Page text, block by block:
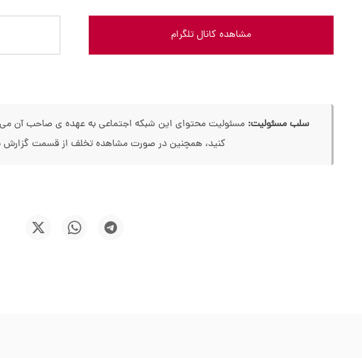
مشاهده کانال تلگرام
سلب مسئولیت: مسئولیت محتوای این شبکه اجتماعی به عهده ی صاحب آن می
کنید، همچنین در صورت مشاهده تخلف از قسمت گزارش